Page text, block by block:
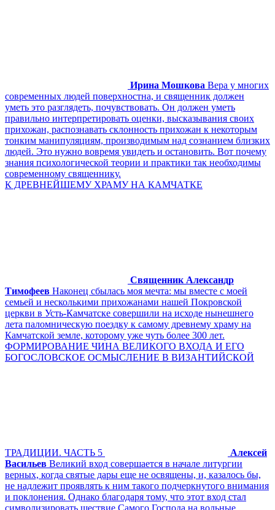
Ирина Мошкова Вера у многих
современных людей поверхностна, и священник должен
уметь это разглядеть, почувствовать. Он должен уметь
правильно интерпретировать оценки, высказывания своих
прихожан, распознавать склонность прихожан к некоторым
тонким манипуляциям, производимым над сознанием близких
людей. Это нужно вовремя увидеть и остановить. Вот почему
знания психологической теории и практики так необходимы
современному священнику.
К ДРЕВНЕЙШЕМУ ХРАМУ НА КАМЧАТКЕ
Священник Александр
Тимофеев Наконец сбылась моя мечта: мы вместе с моей
семьей и несколькими прихожанами нашей Покровской
церкви в Усть-Камчатске совершили на исходе нынешнего
лета паломническую поездку к самому древнему храму на
Камчатской земле, которому уже чуть более 300 лет.
ФОРМИРОВАНИЕ ЧИНА ВЕЛИКОГО ВХОДА И ЕГО
БОГОСЛОВСКОЕ ОСМЫСЛЕНИЕ В ВИЗАНТИЙСКОЙ
ТРАДИЦИИ. ЧАСТЬ 5
Алексей
Васильев Великий вход совершается в начале литургии
верных, когда святые дары еще не освящены, и, казалось бы,
не надлежит проявлять к ним такого подчеркнутого внимания
и поклонения. Однако благодаря тому, что этот вход стал
символизировать шествие Самого Господа на вольные